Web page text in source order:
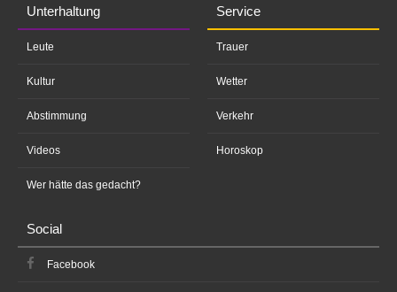
Unterhaltung
Leute
Kultur
Abstimmung
Videos
Wer hätte das gedacht?
Service
Trauer
Wetter
Verkehr
Horoskop
Social
Facebook